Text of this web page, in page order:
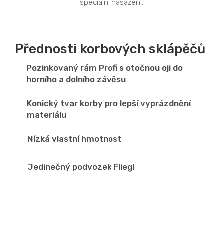
speciální nasazení.
Přednosti korbových sklápěčů
Pozinkovaný rám Profi s otočnou oji do
horního a dolního závěsu
Konický tvar korby pro lepší vyprázdnění
materiálu
Nízká vlastní hmotnost
Jedinečný podvozek Fliegl